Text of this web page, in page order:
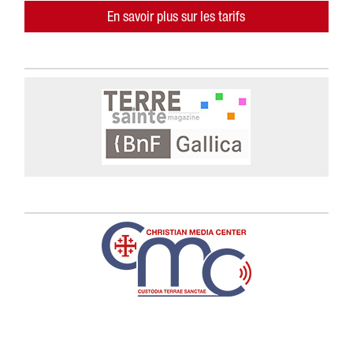
En savoir plus sur les tarifs